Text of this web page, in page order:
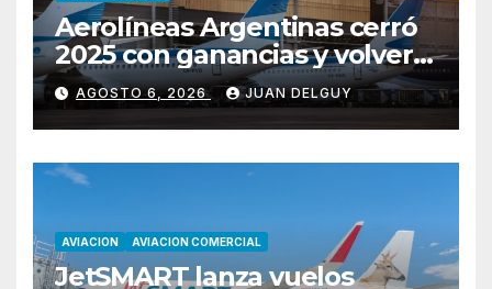
Aerolíneas Argentinas cerró
2025 con ganancias y volverá
a pagar impuesto a las
ganancias
AGOSTO 6, 2026 JUAN DELGUY
AVIACION AVIACION COMERCIAL
JetSMART lanza vuelos